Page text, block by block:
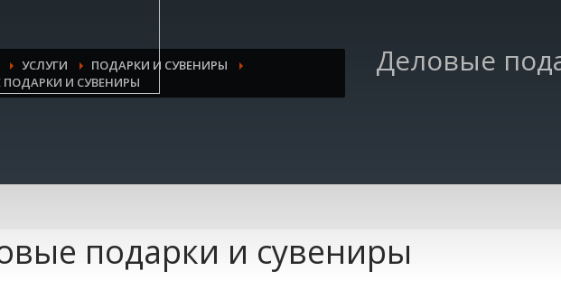
УСЛУГИ
ПОДАРКИ И СУВЕНИРЫ
И СУВЕНИРЫ
Деловые
подарки и сувениры